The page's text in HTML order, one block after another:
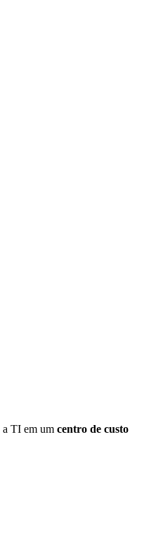
a TI em um centro de custo